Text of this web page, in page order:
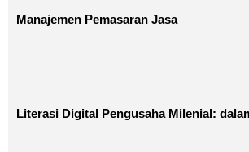
Manajemen Pemasaran Jasa
Literasi Digital Pengusaha Milenial: